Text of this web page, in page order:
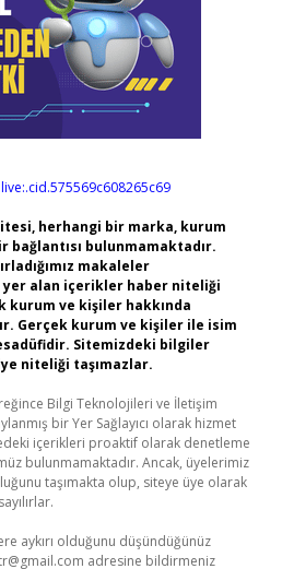
live:.cid.575569c608265c69
herhangi bir marka, kurum
bağlantısı bulunmamaktadır.
makaleler
yer alan içerikler haber niteliği
kurum ve kişiler hakkında
Gerçek kurum ve kişiler ile isim
Sitemizdeki bilgiler
niteliği taşımazlar.
Bilgi Teknolojileri ve İletişim
bir Yer Sağlayıcı olarak hizmet
içerikleri proaktif olarak denetleme
bulunmamaktadır. Ancak, üyelerimiz
taşımakta olup, siteye üye olarak
aykırı olduğunu düşündüğünüz
adresine bildirmeniz